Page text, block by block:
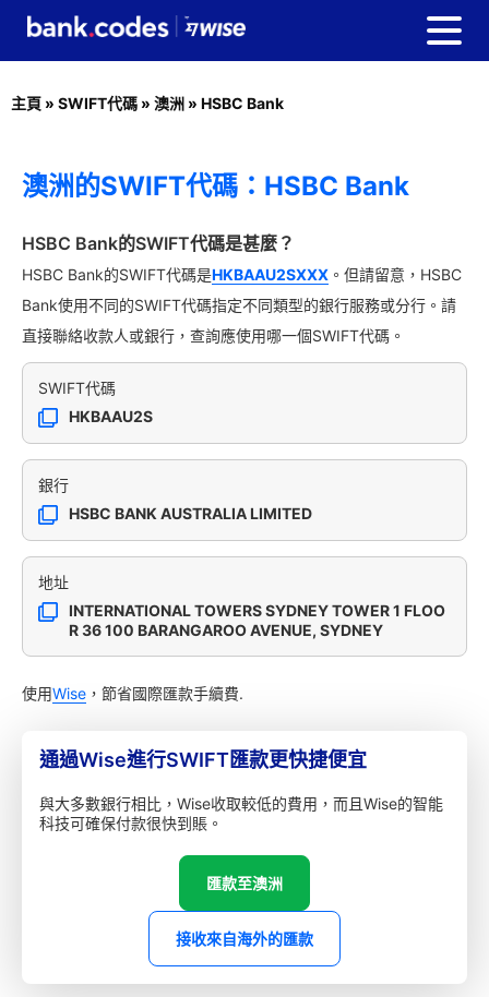
主頁 » SWIFT代碼 » 澳洲 » HSBC Bank
澳洲的SWIFT代碼：HSBC Bank
HSBC Bank的SWIFT代碼是甚麼？
HSBC Bank的SWIFT代碼是HKBAAU2SXXX 。但請留意，HSBC
Bank使用不同的SWIFT代碼指定不同類型的銀行服務或分行。請
直接聯絡收款人或銀行，查詢應使用哪一個SWIFT代碼。
SWIFT代碼
HKBAAU2S
銀行
HSBC BANK AUSTRALIA LIMITED
地址
INTERNATIONAL TOWERS SYDNEY TOWER 1 FLOO
R 36 100 BARANGAROO AVENUE, SYDNEY
使用Wise ，節省國際匯款手續費.
通過Wise進行SWIFT匯款更快捷便宜
與大多數銀行相比，Wise收取較低的費用，而且Wise的智能
科技可確保付款很快到賬。
匯款至澳洲
接收來自海外的匯款